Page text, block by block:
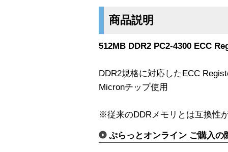
商品説明
512MB DDR2 PC2-4300 ECC
DDR2規格に対応したECC
Micronチップ使用
※従来のDDRメモリとは互換性
ぷらっとオンライン ご購入の